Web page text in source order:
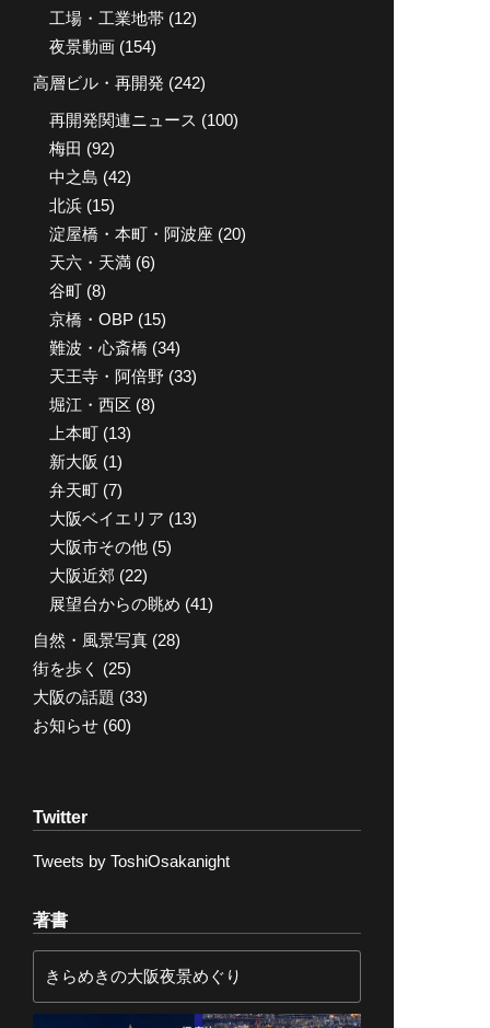
工場・工業地帯 (12)
夜景動画 (154)
高層ビル・再開発 (242)
再開発関連ニュース (100)
梅田 (92)
中之島 (42)
北浜 (15)
淀屋橋・本町・阿波座 (20)
天六・天満 (6)
谷町 (8)
京橋・OBP (15)
難波・心斎橋 (34)
天王寺・阿倍野 (33)
堀江・西区 (8)
上本町 (13)
新大阪 (1)
弁天町 (7)
大阪ベイエリア (13)
大阪市その他 (5)
大阪近郊 (22)
展望台からの眺め (41)
自然・風景写真 (28)
街を歩く (25)
大阪の話題 (33)
お知らせ (60)
Twitter
Tweets by ToshiOsakanight
著書
きらめきの大阪夜景めぐり